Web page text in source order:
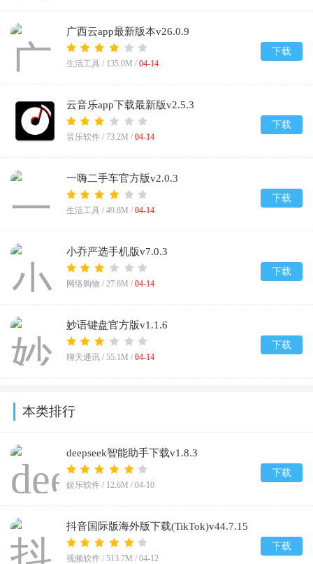
广西云app最新版本v26.0.9
生活工具 / 135.0M / 04-14
下载
云音乐app下载最新版v2.5.3
音乐软件 / 73.2M / 04-14
下载
一嗨二手车官方版v2.0.3
生活工具 / 49.8M / 04-14
下载
小乔严选手机版v7.0.3
网络购物 / 27.6M / 04-14
下载
妙语键盘官方版v1.1.6
聊天通讯 / 55.1M / 04-14
下载
本类排行
deepseek智能助手下载v1.8.3
娱乐软件 / 12.6M / 04-10
下载
抖音国际版海外版下载(TikTok)v44.7.15
视频软件 / 513.7M / 04-12
下载